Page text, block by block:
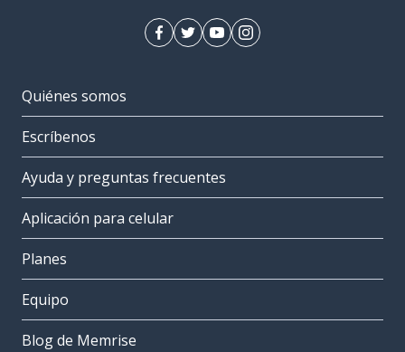
Quiénes somos
Escríbenos
Ayuda y preguntas frecuentes
Aplicación para celular
Planes
Equipo
Blog de Memrise